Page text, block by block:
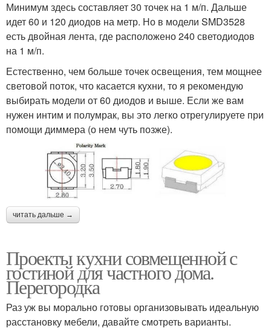
Минимум здесь составляет 30 точек на 1 м/п. Дальше
идет 60 и 120 диодов на метр. Но в модели SMD3528
есть двойная лента, где расположено 240 светодиодов
на 1 м/п.
Естественно, чем больше точек освещения, тем мощнее
световой поток, что касается кухни, то я рекомендую
выбирать модели от 60 диодов и выше. Если же вам
нужен интим и полумрак, вы это легко отрегулируете при
помощи диммера (о нем чуть позже).
читать дальше →
Проекты кухни совмещенной с
гостиной для частного дома.
Перегородка
Раз уж вы морально готовы организовывать идеальную
расстановку мебели, давайте смотреть варианты.